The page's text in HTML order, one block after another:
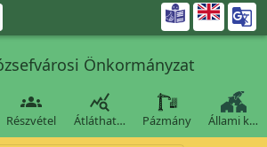

Önkormányzat

Részvétel

Átláthat… Pázmány Állami k…